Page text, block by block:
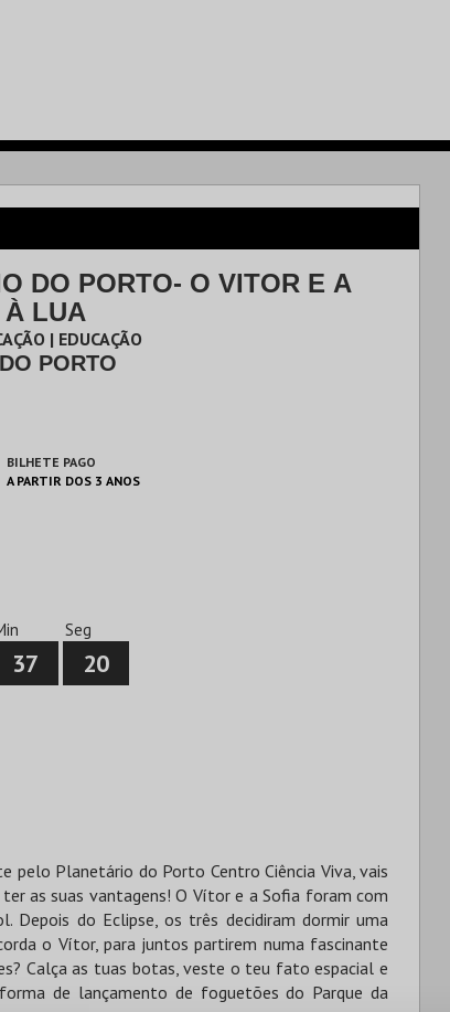
DO PORTO- O VITOR E A
À LUA
| EDUCAÇÃO
PORTO
BILHETE PAGO
A PARTIR DOS 3 ANOS
37
Seg
19
pelo Planetário do Porto Centro Ciência Viva, vais
as suas vantagens! O Vítor e a Sofia foram com
Depois do Eclipse, os três decidiram dormir uma
o Vítor, para juntos partirem numa fascinante
Calça as tuas botas, veste o teu fato espacial e
de lançamento de foguetões do Parque da